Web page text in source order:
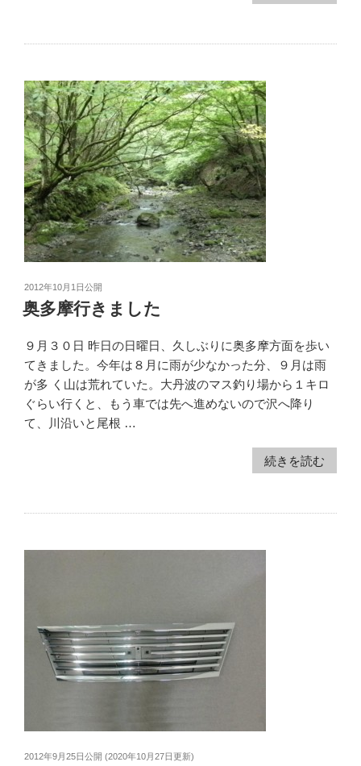
2012年10月1日公開
奥多摩行きました
９月３０日 昨日の日曜日、久しぶりに奥多摩方面を歩い
てきました。今年は８月に雨が少なかった分、９月は雨
が多 く山は荒れていた。大丹波のマス釣り場から１キロ
ぐらい行くと、もう車では先へ進めないので沢へ降り
て、川沿いと尾根 …
続きを読む
2012年9月25日公開 (2020年10月27日更新)